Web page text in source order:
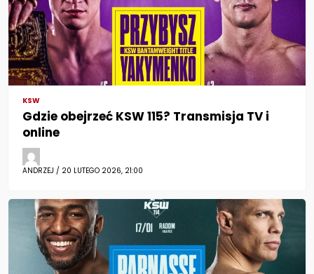
KSW
Gdzie obejrzeć KSW 115? Transmisja TV i
online
ANDRZEJ / 20 LUTEGO 2026, 21:00